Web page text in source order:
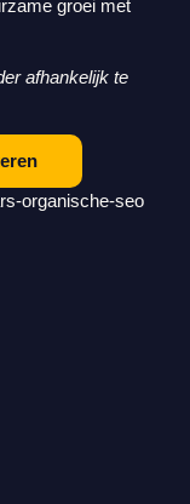
groei met
afhankelijk te